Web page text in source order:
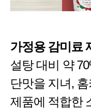
가정용 감미료
설탕 대비 약
단맛을 지녀,
제품에 적합한